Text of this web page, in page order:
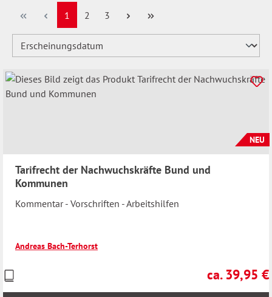
Seite
1 Seite
2 Seite
3
NEU
Tarifrecht der Nachwuchskräfte Bund und
Kommunen
Kommentar - Vorschriften - Arbeitshilfen
Andreas Bach-Terhorst
Regulärer
ca. 39,95 €
Preise
inkl.